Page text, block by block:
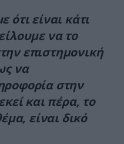
ότι είναι κάτι
να το
επιστημονική
να
στην
και πέρα, το
είναι δικό